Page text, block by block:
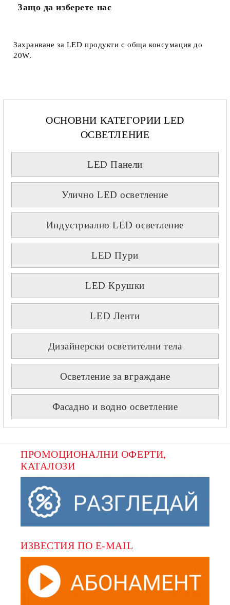
Защо да изберете нас
Захранване за LED продукти с обща консумация до
20W.
ОСНОВНИ КАТЕГОРИИ LED
ОСВЕТЛЕНИЕ
LED Панели
Улично LED осветление
Индустриално LED осветление
LED Пури
LED Крушки
LED Ленти
Дизайнерски осветителни тела
Осветление за вграждане
Фасадно и водно осветление
ПРОМОЦИОНАЛНИ ОФЕРТИ,
КАТАЛОЗИ
ИЗВЕСТИЯ ПО E-MAIL